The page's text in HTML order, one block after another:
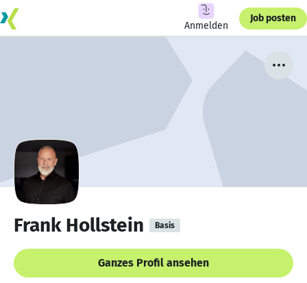
Anmelden
Job posten
Frank Hollstein Basis
Ganzes Profil ansehen